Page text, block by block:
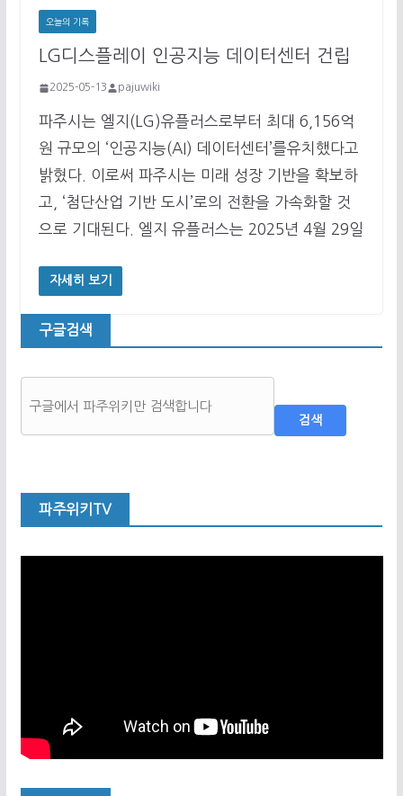
오늘의 기록
LG디스플레이 인공지능 데이터센터 건립
2025-05-13 pajuwiki
파주시는 엘지(LG)유플러스로부터 최대 6,156억
원 규모의 ‘인공지능(AI) 데이터센터’를유치했다고
밝혔다. 이로써 파주시는 미래 성장 기반을 확보하
고, ‘첨단산업 기반 도시’로의 전환을 가속화할 것
으로 기대된다. 엘지 유플러스는 2025년 4월 29일
자세히 보기
구글검색
검색
파주위키TV